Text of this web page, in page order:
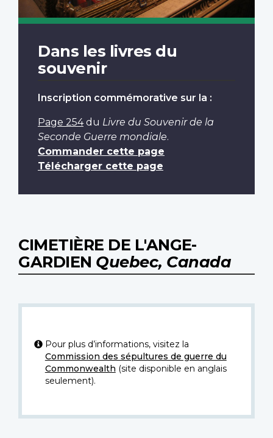
Dans les livres du
souvenir
Inscription commémorative sur la :
Page 254du Livre du Souvenir de la
Seconde Guerre mondiale.
Commander cette page
Télécharger cette page
CIMETIÈRE DE L'ANGE-
GARDIEN Quebec, Canada
Pour plus d’informations, visitez la
Commission des sépultures de guerre du
Commonwealth (site disponible en anglais
seulement).